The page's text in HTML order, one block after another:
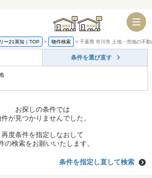
千葉店 船橋店
ー21英知｜TOP 物件検索 千葉県 市川市 土地・売地の不
条件を選び直す
お探しの条件では
が見つかりませんでした。
再度条件を指定しなおして
の検索をお願いいたします。
条件を指定し直して検索